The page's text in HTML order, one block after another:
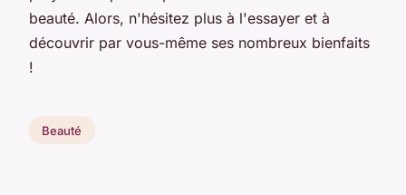
beauté. Alors, n'hésitez plus à l'essayer et à
découvrir par vous-même ses nombreux bienfaits
!
Beauté